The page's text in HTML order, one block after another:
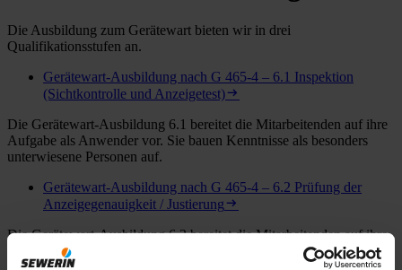
Die Ausbildung zum Gerätewart bieten wir in drei
Qualifikationsstufen an.
Gerätewart-Ausbildung nach G 465-4 – 6.1 Inspektion
(Sichtkontrolle und Anzeigetest)
Die Gerätewart-Ausbildung 6.1 bereitet die Mitarbeitenden auf ihre
Aufgabe als Anwender vor. Sie bauen Kenntnisse als besonders
unterwiesene Personen auf.
Gerätewart-Ausbildung nach G 465-4 – 6.2 Prüfung der
Anzeigegenauigkeit / Justierung
Die Gerätewart-Ausbildung 6.2 bereitet die Mitarbeitenden auf ihre
Aufgabe als Gerätewart vor. Sie bauen Kenntnisse als Fachkraft
auf.